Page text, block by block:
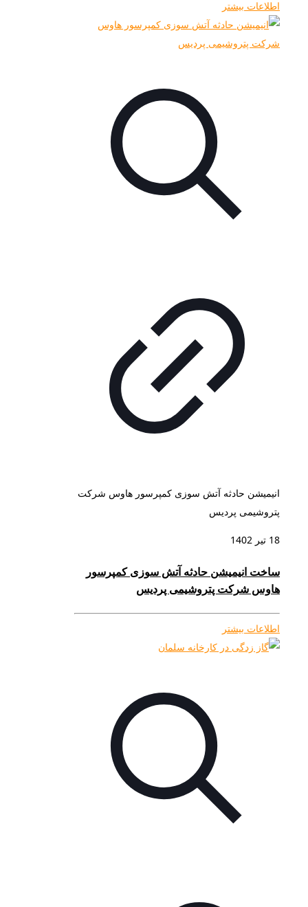
اطلاعات بیشتر
انیمیشن حادثه آتش سوزی کمپرسور هاوس شرکت
پتروشیمی پردیس
18 تیر 1402
ساخت انیمیشن حادثه آتش سوزی کمپرسور
هاوس شرکت پتروشیمی پردیس
اطلاعات بیشتر